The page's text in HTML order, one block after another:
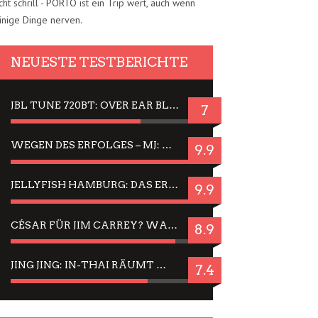
schrill - PORTO ist ein Trip wert, auch wenn
Dinge nerven.
NEUESTE TESTBERICHTE
JBL TUNE 720BT: OVER EAR BLUETOOTH KOPFHÖRER UM DIE 50,-€ IM DAUER-TEST 7
WEGEN DES ERFOLGES – MJ: MICHAEL JACKSON MUSICAL IN EINER MATINEE SEHEN 9.9
JELLYFISH HAMBURG: DAS ERFOLGREICHE SOMMER-MENÜ 2025 IN GEFÜHLEN UND BILDERN 9.9
CÉSAR FÜR JIM CARREY? WARUM DAS EINER DER NERVIGSTEN ACTORS IST UND BLEIBT 8.9
JING JING: IN-THAI RÄUMT WIEDER TITEL AB – EIN ZWEI-STUNDEN-ERLEBNISBERICHT 7.4